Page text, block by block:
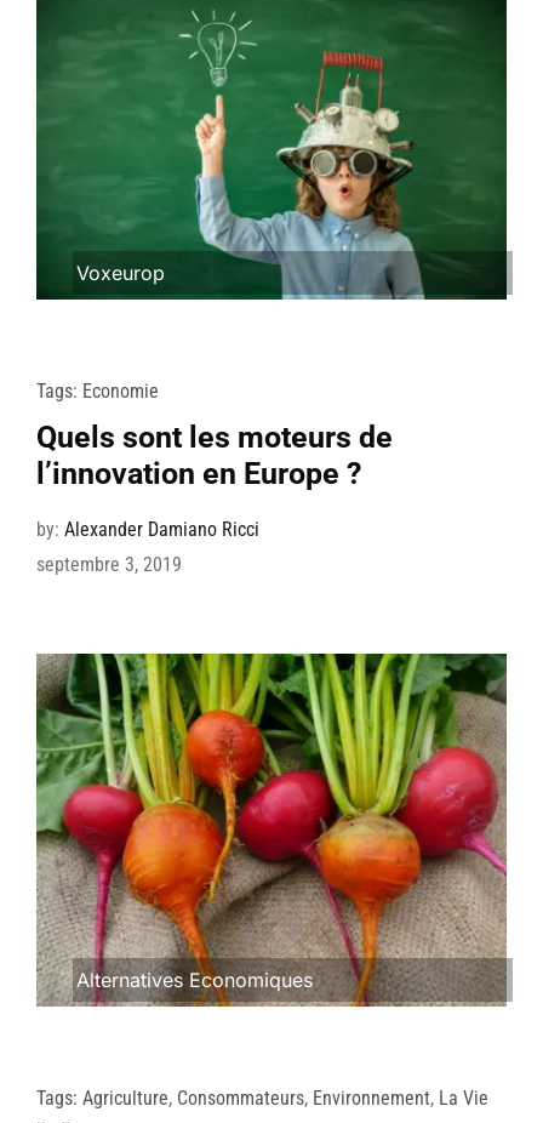
Voxeurop
Tags: Economie
Quels sont les moteurs de
l’innovation en Europe ?
by: Alexander Damiano Ricci
septembre 3, 2019
Alternatives Economiques
Tags: Agriculture, Consommateurs, Environnement, La Vie